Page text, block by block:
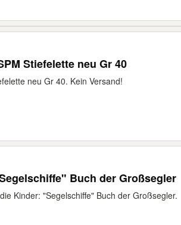
Stiefelette neu Gr 40
neu Gr 40. Kein Versand!
Buch der Großsegler
Kinder: "Segelschiffe" Buch der Großsegler.